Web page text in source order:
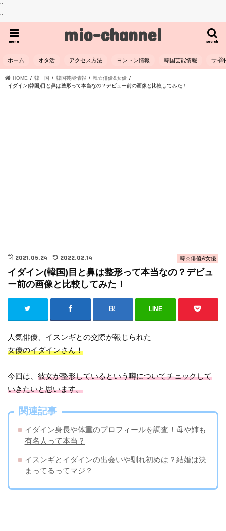
"
"
mio-channel search
menu
ホーム オタ活 アクセス方法 ヨントン情報 韓国芸能情報 サイ
HOME 韓 国 韓国芸能情報
韓☆俳優&女優
イダイン(韓国)目と鼻は整形って本当なの？デビュー前の画像と比較してみた！
韓☆俳優&女優
2021.05.24 2022.02.14
イダイン(韓国)目と鼻は整形って本当なの？デビュ
ー前の画像と比較してみた！
LINE
人気俳優、イスンギとの交際が報じられた
女優のイダインさん！
今回は、彼女が整形しているという噂についてチェックして
いきたいと思います。
関連記事
イダイン身長や体重のプロフィールを調査！母や姉も
有名人って本当？
イスンギとイダインの出会いや馴れ初めは？結婚は決
まってるってマジ？